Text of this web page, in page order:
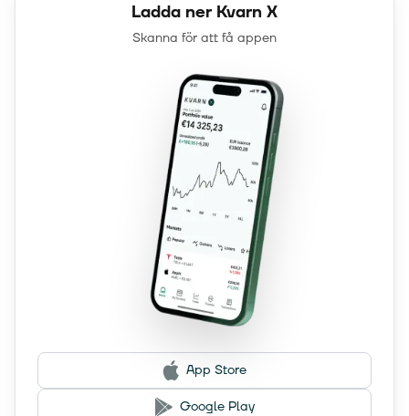
Ladda ner Kvarn X
Skanna för att få appen
App Store
Google Play